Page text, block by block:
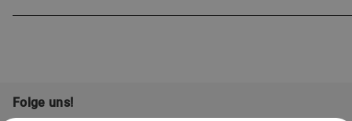
Folge uns!